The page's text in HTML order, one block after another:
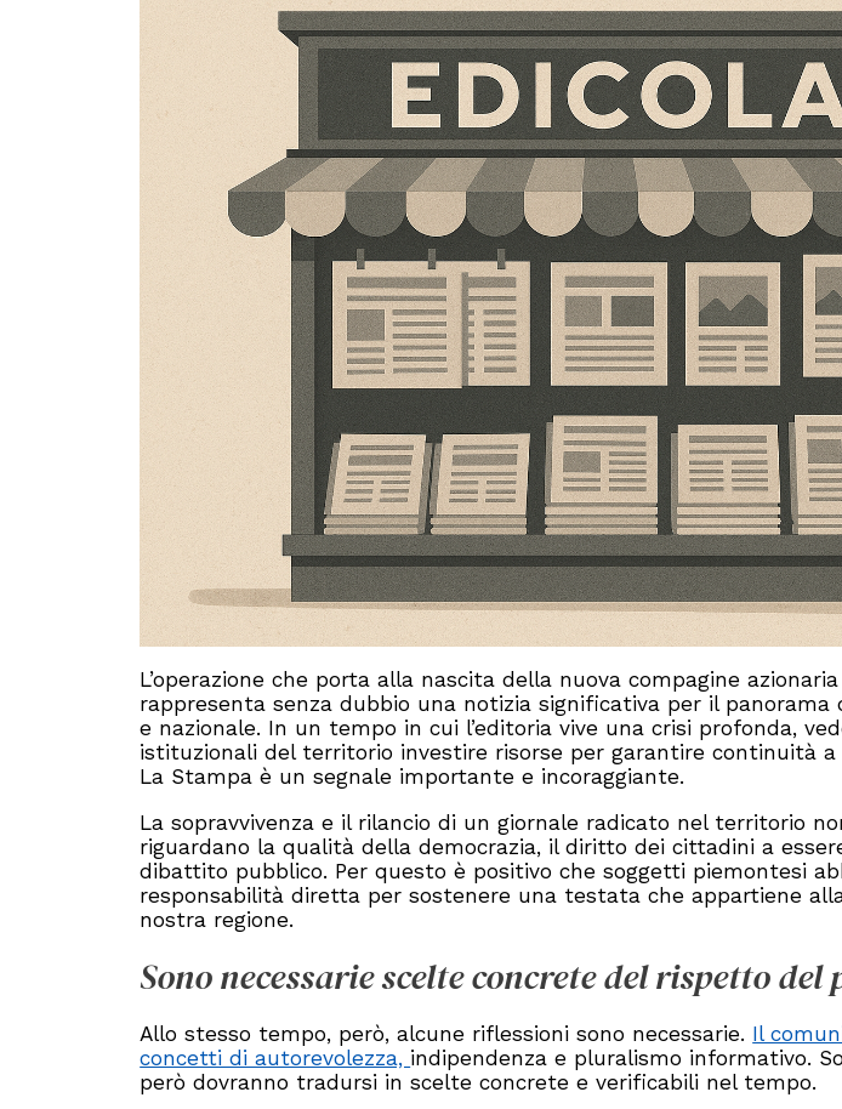
L’operazione che porta alla nascita della nuova compagine
rappresenta senza dubbio una notizia significativa per il panorama
e nazionale. In un tempo in cui l’editoria vive una crisi profonda,
istituzionali del territorio investire risorse per garantire continuità
La Stampa è un segnale importante e incoraggiante.
La sopravvivenza e il rilancio di un giornale radicato nel territorio
riguardano la qualità della democrazia, il diritto dei cittadini a
dibattito pubblico. Per questo è positivo che soggetti piemontesi
responsabilità diretta per sostenere una testata che appartiene
nostra regione.
Sono necessarie scelte concrete del rispetto
Allo stesso tempo, però, alcune riflessioni sono necessarie. Il
concetti di autorevolezza, indipendenza e pluralismo informativo.
però dovranno tradursi in scelte concrete e verificabili nel tempo.